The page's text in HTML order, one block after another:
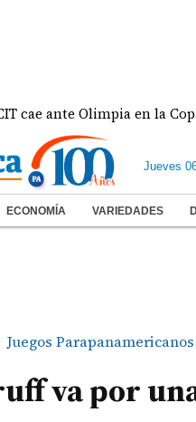
Olimpia en la Copa
Jueves
ECONOMÍA VARIEDADES
Juegos Parapanamericanos
va por